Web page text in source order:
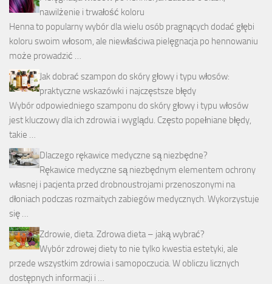
nawilżenie i trwałość koloru
Henna to popularny wybór dla wielu osób pragnących dodać głębi
koloru swoim włosom, ale niewłaściwa pielęgnacja po hennowaniu
może prowadzić …
Jak dobrać szampon do skóry głowy i typu włosów:
praktyczne wskazówki i najczęstsze błędy
Wybór odpowiedniego szamponu do skóry głowy i typu włosów
jest kluczowy dla ich zdrowia i wyglądu. Często popełniane błędy,
takie …
Dlaczego rękawice medyczne są niezbędne?
Rękawice medyczne są niezbędnym elementem ochrony
własnej i pacjenta przed drobnoustrojami przenoszonymi na
dłoniach podczas rozmaitych zabiegów medycznych. Wykorzystuje
się …
Zdrowie, dieta. Zdrowa dieta – jaką wybrać?
Wybór zdrowej diety to nie tylko kwestia estetyki, ale
przede wszystkim zdrowia i samopoczucia. W obliczu licznych
dostępnych informacji i …